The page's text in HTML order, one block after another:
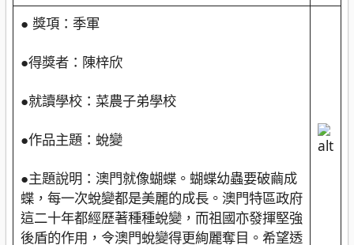
● 獎項：季軍
●得獎者：陳梓欣
●就讀學校：菜農子弟學校
●作品主題：蛻變
●主題說明：澳門就像蝴蝶。蝴蝶幼蟲要破繭成
蝶，每一次蛻變都是美麗的成長。澳門特區政府
這二十年都經歷著種種蛻變，而祖國亦發揮堅強
後盾的作用，令澳門蛻變得更絢麗奪目。希望透